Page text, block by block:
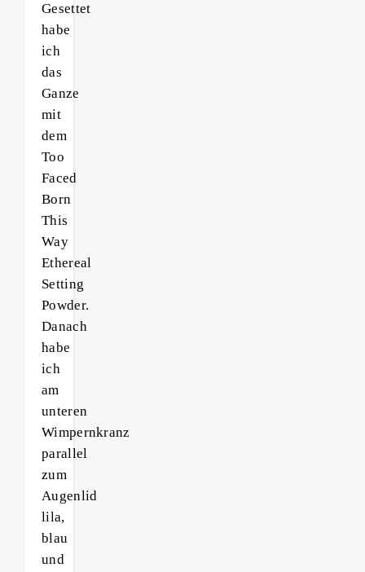
Gesettet
habe
ich
das
Ganze
mit
dem
Too
Faced
Born
This
Way
Ethereal
Setting
Powder.
Danach
habe
ich
am
unteren
Wimpernkranz
parallel
zum
Augenlid
lila,
blau
und